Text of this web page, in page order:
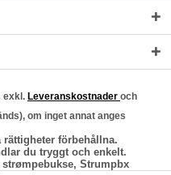
exkl. Leveranskostnader och
om inget annat anges
rättigheter förbehållna.
du tryggt och enkelt.
Strumpbx